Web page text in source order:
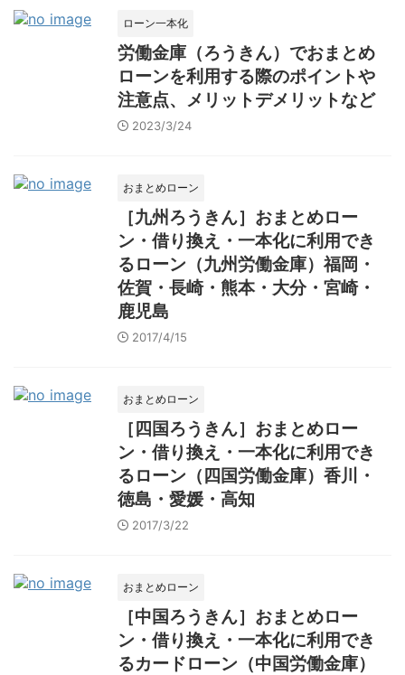
ローン一本化
労働金庫（ろうきん）でおまとめ
ローンを利用する際のポイントや
注意点、メリットデメリットなど
2023/3/24
おまとめローン
［九州ろうきん］おまとめロー
ン・借り換え・一本化に利用でき
るローン（九州労働金庫）福岡・
佐賀・長崎・熊本・大分・宮崎・
鹿児島
2017/4/15
おまとめローン
［四国ろうきん］おまとめロー
ン・借り換え・一本化に利用でき
るローン（四国労働金庫）香川・
徳島・愛媛・高知
2017/3/22
おまとめローン
［中国ろうきん］おまとめロー
ン・借り換え・一本化に利用でき
るカードローン（中国労働金庫）